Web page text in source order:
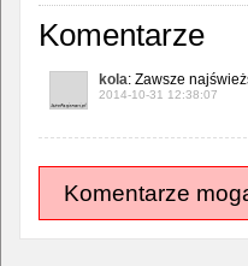
Komentarze
kola: Zawsze
2014-10-31 12:38:07
Komentarze